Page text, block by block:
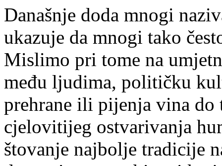
Današnje doda mnogi
ukazuje da mnogi tako č
Mislimo pri tome na
među ljudima, političku
prehrane ili pijenja vina do
cjelovitijeg ostvarivanja
štovanje najbolje tradicije